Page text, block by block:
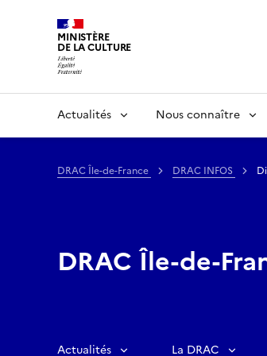
MINISTÈRE
DE LA CULTURE
Actualités Nous connaître
DRAC Île-de-France DRAC INFOS
DRAC Île-de-
Actualités La DRAC